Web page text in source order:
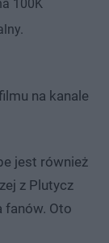
100K
na kanale
jest również
z Plutycz
fanów. Oto